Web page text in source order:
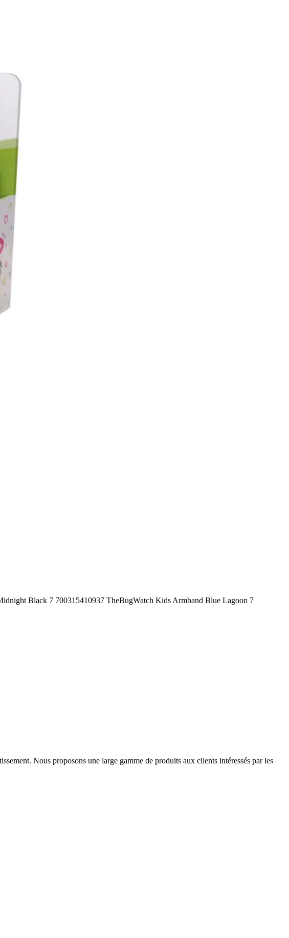
Black 7 700315410937 TheBugWatch Kids Armband Blue Lagoon 7
Nous proposons une large gamme de produits aux clients intéressés par les